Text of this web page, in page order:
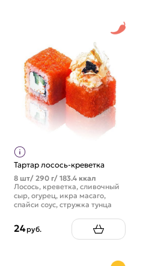
Тартар лосось-креветка
8 шт/ 290 г/ 183.4 ккал
Лосось, креветка, сливочный
сыр, огурец, икра масаго,
спайси соус, стружка тунца
24руб.